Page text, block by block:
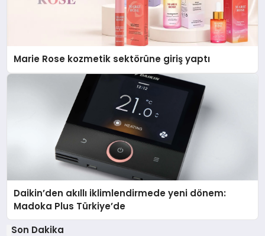
Marie Rose kozmetik sektörüne giriş yaptı
Daikin’den akıllı iklimlendirmede yeni dönem:
Madoka Plus Türkiye’de
Son Dakika